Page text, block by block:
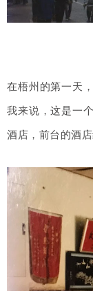
在梧州的第一天
我来说，这是一
酒店，前台的酒